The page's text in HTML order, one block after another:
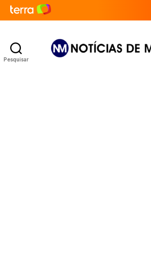
Pesquisar